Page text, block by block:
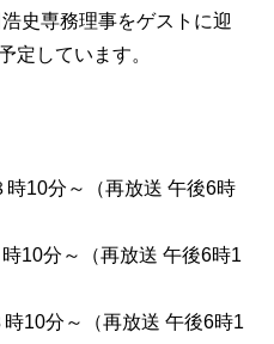
史専務理事をゲストに迎
定しています。
時10分～（再放送 午後6時
10分～（再放送 午後6時1
10分～（再放送 午後6時1